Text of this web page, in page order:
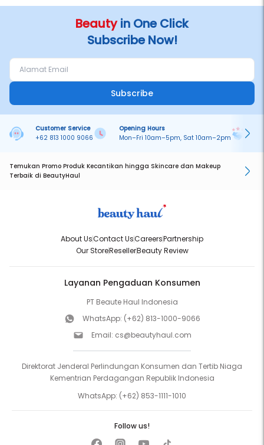
Beautyin One Click
Subscribe Now!
Subscribe
Customer Service
+62 813 1000 9066
Opening Hours
Mon–Fri 10am–5pm, Sat 10am–2pm
Temukan Promo Produk Kecantikan hingga Skincare dan Makeup
Terbaik di BeautyHaul
About UsContact UsCareersPartnership
Our StoreResellerBeauty Review
Layanan Pengaduan Konsumen
PT Beaute Haul Indonesia
WhatsApp: (+62) 813-1000-9066
Email: cs@beautyhaul.com
Direktorat Jenderal Perlindungan Konsumen dan Tertib Niaga
Kementrian Perdagangan Republik Indonesia
WhatsApp: (+62) 853-1111-1010
Follow us!